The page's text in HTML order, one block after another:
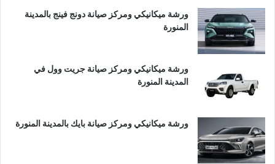
ورشة ميكانيكي ومركز صيانة دونج فينج بالمدينة
المنورة
ورشة ميكانيكي ومركز صيانة جريت وول في
المدينة المنورة
ورشة ميكانيكي ومركز صيانة بايك بالمدينة المنورة